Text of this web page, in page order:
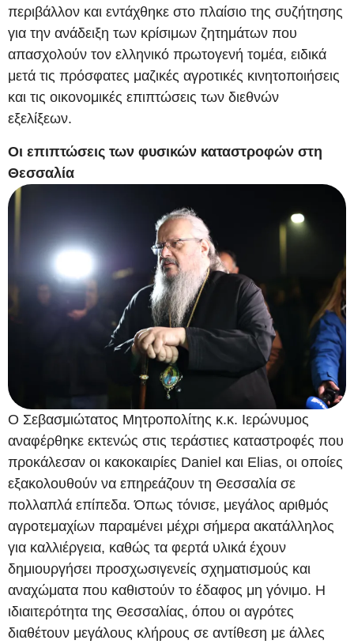
περιβάλλον και εντάχθηκε στο πλαίσιο της συζήτησης
για την ανάδειξη των κρίσιμων ζητημάτων που
απασχολούν τον ελληνικό πρωτογενή τομέα, ειδικά
μετά τις πρόσφατες μαζικές αγροτικές κινητοποιήσεις
και τις οικονομικές επιπτώσεις των διεθνών
εξελίξεων.
Οι επιπτώσεις των φυσικών καταστροφών στη
Θεσσαλία
Ο Σεβασμιώτατος Μητροπολίτης κ.κ. Ιερώνυμος
αναφέρθηκε εκτενώς στις τεράστιες καταστροφές που
προκάλεσαν οι κακοκαιρίες Daniel και Elias, οι οποίες
εξακολουθούν να επηρεάζουν τη Θεσσαλία σε
πολλαπλά επίπεδα. Όπως τόνισε, μεγάλος αριθμός
αγροτεμαχίων παραμένει μέχρι σήμερα ακατάλληλος
για καλλιέργεια, καθώς τα φερτά υλικά έχουν
δημιουργήσει προσχωσιγενείς σχηματισμούς και
αναχώματα που καθιστούν το έδαφος μη γόνιμο. Η
ιδιαιτερότητα της Θεσσαλίας, όπου οι αγρότες
διαθέτουν μεγάλους κλήρους σε αντίθεση με άλλες